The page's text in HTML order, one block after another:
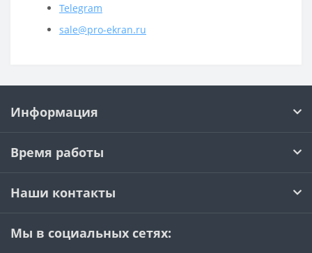
Telegram
sale@pro-ekran.ru
Информация
Время работы
Наши контакты
Мы в социальных сетях: